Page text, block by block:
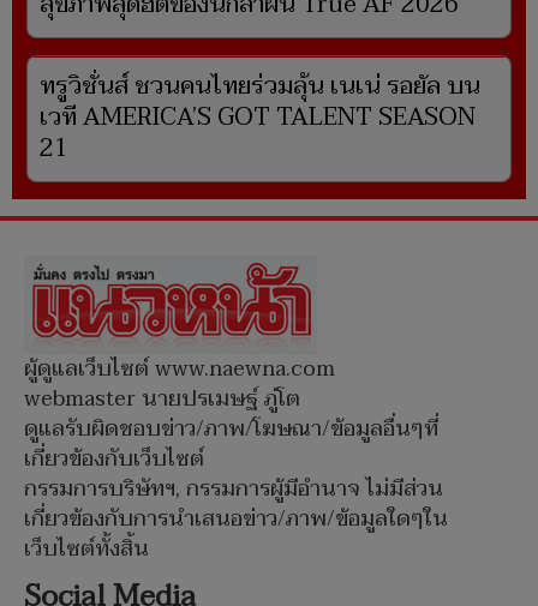
ทรูวิชั่นส์ ชวนคนไทยร่วมลุ้น เนเน่ รอยัล บน
เวที AMERICA’S GOT TALENT SEASON
21
ผู้ดูแลเว็บไซต์ www.naewna.com
webmaster นายปรเมษฐ์ ภู่โต
ดูแลรับผิดชอบข่าว/ภาพ/โฆษณา/ข้อมูลอื่นๆที่
เกี่ยวข้องกับเว็บไซต์
กรรมการบริษัทฯ, กรรมการผู้มีอำนาจ ไม่มีส่วน
เกี่ยวข้องกับการนำเสนอข่าว/ภาพ/ข้อมูลใดๆใน
เว็บไซต์ทั้งสิ้น